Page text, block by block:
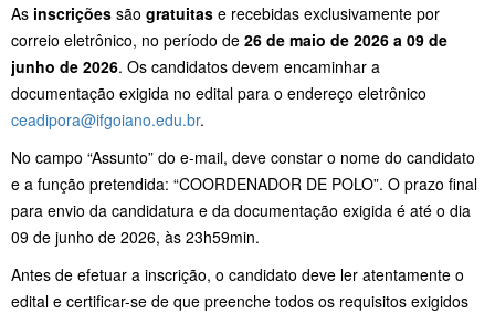
As inscrições são gratuitas e recebidas exclusivamente por
correio eletrônico, no período de 26 de maio de 2026 a 09 de
junho de 2026. Os candidatos devem encaminhar a
documentação exigida no edital para o endereço eletrônico
ceadipora@ifgoiano.edu.br.
No campo “Assunto” do e-mail, deve constar o nome do candidato
e a função pretendida: “COORDENADOR DE POLO”. O prazo final
para envio da candidatura e da documentação exigida é até o dia
09 de junho de 2026, às 23h59min.
Antes de efetuar a inscrição, o candidato deve ler atentamente o
edital e certificar-se de que preenche todos os requisitos exigidos